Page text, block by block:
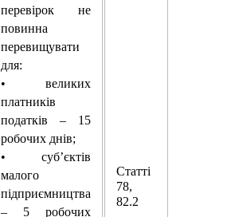
перевірок не
повинна
перевищувати
для:
• великих
платників
податків – 15
робочих днів;
• суб’єктів
малого
підприємництва
– 5 робочих
Статті
78,
82.2